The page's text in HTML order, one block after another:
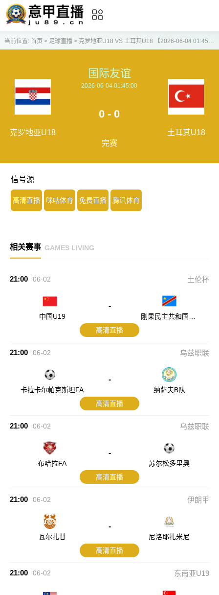
当前位置: 首页 > 足球直播> 克罗地亚U18 VS 土耳其U18 【2026-06-04 01:45:00】
克罗地亚U18
国际友谊
2026-06-04 01:45:00
0 - 0
完赛
土耳其U18
信号源
高清直播 咪咕体育 免费直播 腾讯体育
相关赛事 GAMES LIVING
21:00 06-02 土伦杯
中国U19
-
刚果民主共和国U2
高清直播
21:00 06-02 乌兹职联
卡拉卡尔帕克斯坦FA
-
纳萨夫B队
高清直播
21:00 06-02 乌兹职联
布哈拉FA
-
苏尔松多里奥
高清直播
21:00 06-02 伊朗甲
瓦尔扎甘
-
尼洛耶扎米尼
高清直播
21:00 06-02 东南亚U19